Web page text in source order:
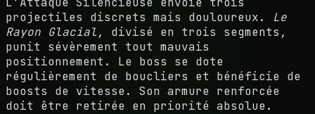
projectiles discrets mais douloureux. Le
Rayon Glacial, divisé en trois segments,
punit sévèrement tout mauvais
positionnement. Le boss se dote
régulièrement de boucliers et bénéficie de
boosts de vitesse. Son armure renforcée
doit être retirée en priorité absolue.